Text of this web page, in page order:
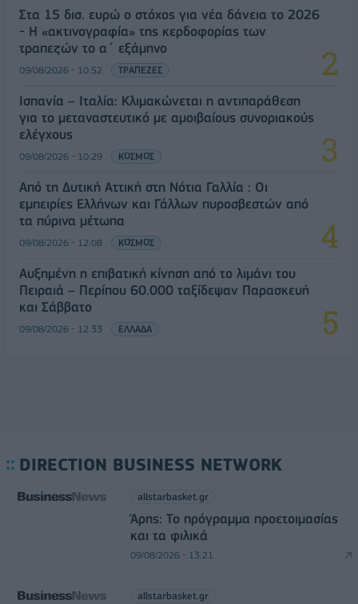
Στα 15 δισ. ευρώ ο στόχος για νέα δάνεια το 2026
- Η «ακτινογραφία» της κερδοφορίας των
τραπεζών το α΄ εξάμηνο
09/08/2026 - 10:52 ΤΡΑΠΕΖΕΣ
Ισπανία – Ιταλία: Κλιμακώνεται η αντιπαράθεση
για το μεταναστευτικό με αμοιβαίους συνοριακούς
ελέγχους
09/08/2026 - 10:29 ΚΟΣΜΟΣ
Από τη Δυτική Αττική στη Νότια Γαλλία : Οι
εμπειρίες Ελλήνων και Γάλλων πυροσβεστών από
τα πύρινα μέτωπα
09/08/2026 - 12:08 ΚΟΣΜΟΣ
Αυξημένη η επιβατική κίνηση από το λιμάνι του
Πειραιά – Περίπου 60.000 ταξίδεψαν Παρασκευή
και Σάββατο
09/08/2026 - 12:33 ΕΛΛΑΔΑ
DIRECTION BUSINESS NETWORK
allstarbasket.gr
Άρης: Το πρόγραμμα προετοιμασίας
και τα φιλικά
09/08/2026 - 13:21
allstarbasket.gr